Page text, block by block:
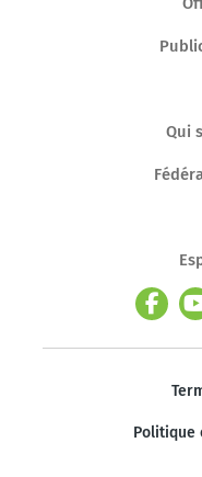
Qui
Politique